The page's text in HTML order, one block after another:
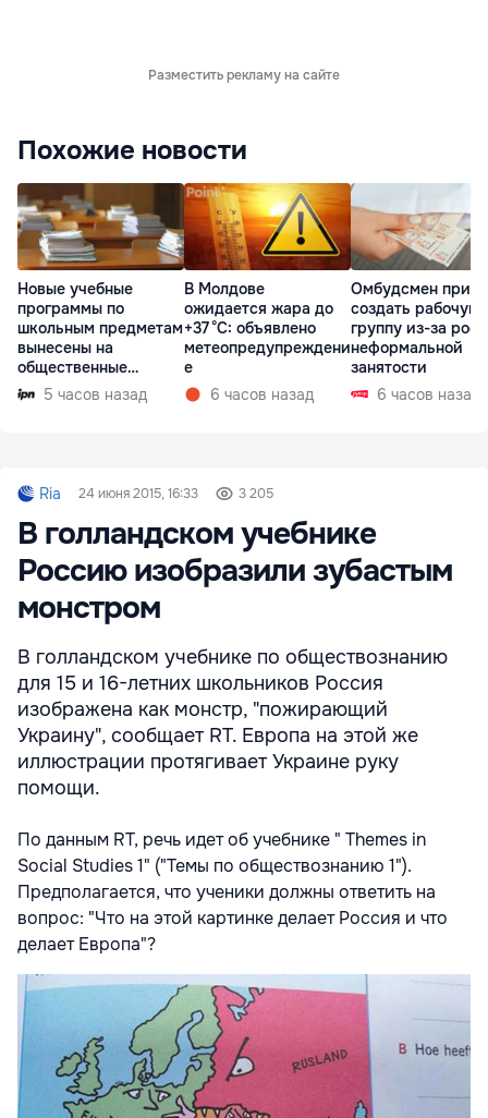
Разместить рекламу на сайте
Похожие новости
Новые учебные
программы по
школьным предметам
вынесены на
общественные
консультации
5 часов назад
В Молдове
ожидается жара до
+37 °C: объявлено
метеопредупреждени
е
6 часов назад
Омбудсмен
создать рабочую
группу из-за
неформальной
занятости
6 часов назад
Ria 24 июня 2015, 16:33 3 205
В голландском учебнике
Россию изобразили зубастым
монстром
В голландском учебнике по обществознанию
для 15 и 16-летних школьников Россия
изображена как монстр, "пожирающий
Украину", сообщает RT. Европа на этой же
иллюстрации протягивает Украине руку
помощи.
По данным RT, речь идет об учебнике " Themes in
Social Studies 1" ("Темы по обществознанию 1").
Предполагается, что ученики должны ответить на
вопрос: "Что на этой картинке делает Россия и что
делает Европа"?